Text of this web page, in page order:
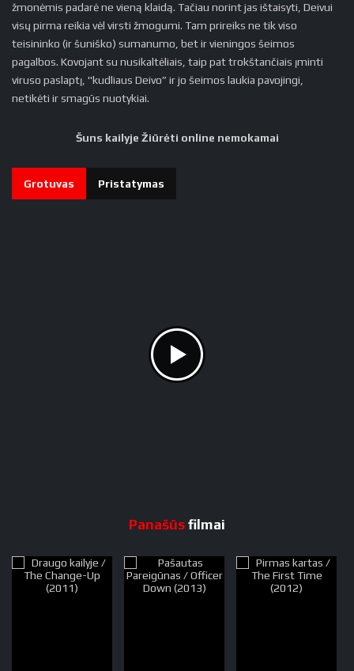
žmonėmis padarė ne vieną klaidą. Tačiau norint jas ištaisyti, Deivui
visų pirma reikia vėl virsti žmogumi. Tam prireiks ne tik viso
teisininko (ir šuniško) sumanumo, bet ir vieningos šeimos
pagalbos. Kovojant su nusikaltėliais, taip pat trokštančiais įminti
viruso paslaptį, "kudliaus Deivo” ir jo šeimos laukia pavojingi,
netikėti ir smagūs nuotykiai.
Šuns kailyje Žiūrėti online nemokamai
Grotuvas Pristatymas
Panašūsfilmai